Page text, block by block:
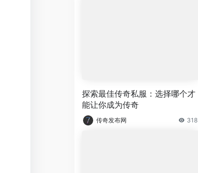
探索最佳传奇私服：选择哪个才
能让你成为传奇
传奇发布网 318